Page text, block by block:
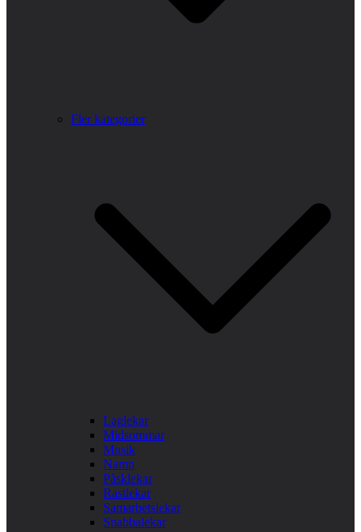
Fler kategorier
Laglekar
Midsommar
Musik
Namn
Påsklekar
Rastlekar
Samarbetslekar
Snabbalekar